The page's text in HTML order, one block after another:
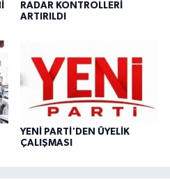
RADAR KONTROLLERİ
ARTIRILDI
YENİ PARTİ'DEN ÜYELİK
ÇALIŞMASI